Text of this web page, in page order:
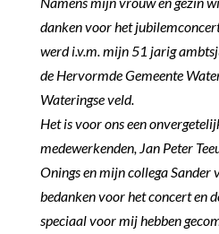
danken voor het
werd i.v.m. mijn 51 jarig
de Hervormde Gemeente
Wateringse veld.
Het is voor ons een
medewerkenden, Jan Peter
Onings en mijn collega
bedanken voor het concert en
speciaal voor mij hebben